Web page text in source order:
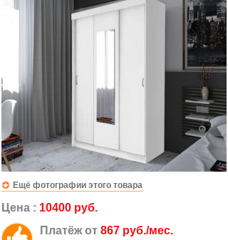
Ещё фотографии этого товара
Цена : 10400 руб.
Платёж от 867 руб./мес.